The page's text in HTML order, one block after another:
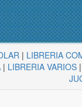
| LIBRERIA
| LIBRERIA VARIOS|